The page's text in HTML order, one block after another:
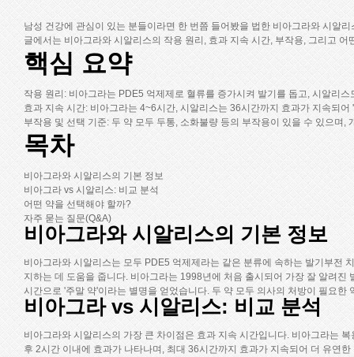
남성 건강에 관심이 있는 분들이라면 한 번쯤 들어봤을 법한 비아그라와 시알
글에서는 비아그라와 시알리스의 작용 원리, 효과 지속 시간, 부작용, 그리고
핵심 요약
작용 원리 : 비아그라는 PDE5 억제제로 혈류를 증가시켜 발기를 돕고, 시알리
효과 지속 시간: 비아그라는 4~6시간, 시알리스는 36시간까지 효과가 지속되어
부작용 및 선택 기준: 두 약 모두 두통, 소화불량 등의 부작용이 있을 수 있으며
목차
비아그라와 시알리스의 기본 정보
비아그라 vs 시알리스: 비교 분석
어떤 약을 선택해야 할까?
자주 묻는 질문(Q&A)
비아그라와 시알리스의 기본 정보
비아그라와 시알리스는 모두 PDE5 억제제라는 같은 분류에 속하는 발기부전
지하는 데 도움을 줍니다. 비아그라는 1998년에 처음 출시되어 가장 잘 알려
시간으로 '주말 약'이라는 별명을 얻었습니다. 두 약 모두 의사의 처방이 필요
비아그라 vs 시알리스: 비교 분석
비아그라와 시알리스의 가장 큰 차이점은 효과 지속 시간입니다. 비아그라는
후 2시간 이내에 효과가 나타나며, 최대 36시간까지 효과가 지속되어 더 유연